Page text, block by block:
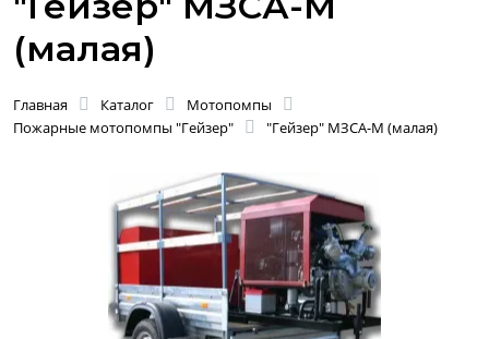
(малая)
Главная Каталог
Мотопомпы
Пожарные мотопомпы "Гейзер"
"Гейзер" МЗСА-М (малая)